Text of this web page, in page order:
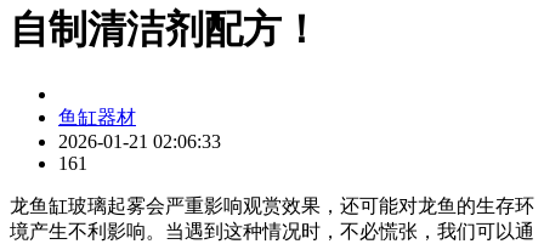
自制清洁剂配方！
鱼缸器材
2026-01-21 02:06:33
161
龙鱼缸玻璃起雾会严重影响观赏效果，还可能对龙鱼的生存环
境产生不利影响。当遇到这种情况时，不必慌张，我们可以通